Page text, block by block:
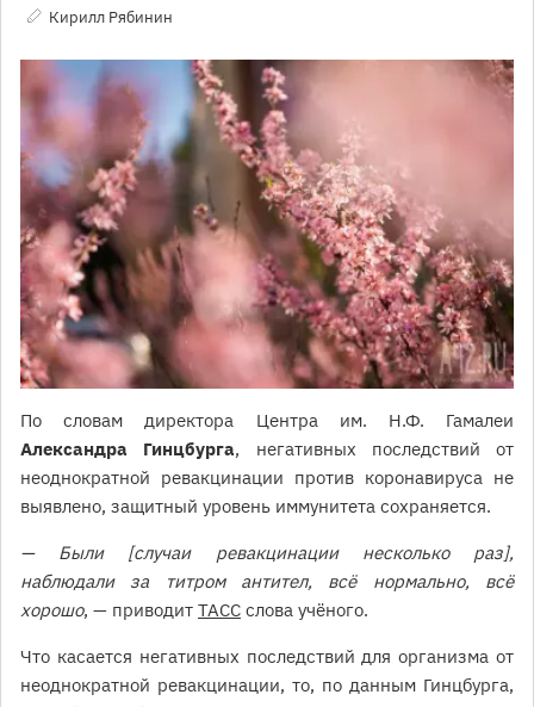
Кирилл Рябинин
По словам директора Центра им. Н.Ф. Гамалеи
Александра Гинцбурга, негативных последствий от
неоднократной ревакцинации против коронавируса не
выявлено, защитный уровень иммунитета сохраняется.
— Были [случаи ревакцинации несколько раз],
наблюдали за титром антител, всё нормально, всё
хорошо, — приводит ТАСС слова учёного.
Что касается негативных последствий для организма от
неоднократной ревакцинации, то, по данным Гинцбурга,